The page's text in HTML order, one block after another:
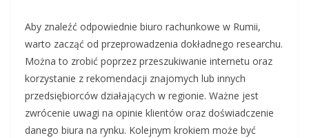
Aby znaleźć odpowiednie biuro rachunkowe w Rumii,
warto zacząć od przeprowadzenia dokładnego researchu.
Można to zrobić poprzez przeszukiwanie internetu oraz
korzystanie z rekomendacji znajomych lub innych
przedsiębiorców działających w regionie. Ważne jest
zwrócenie uwagi na opinie klientów oraz doświadczenie
danego biura na rynku. Kolejnym krokiem może być